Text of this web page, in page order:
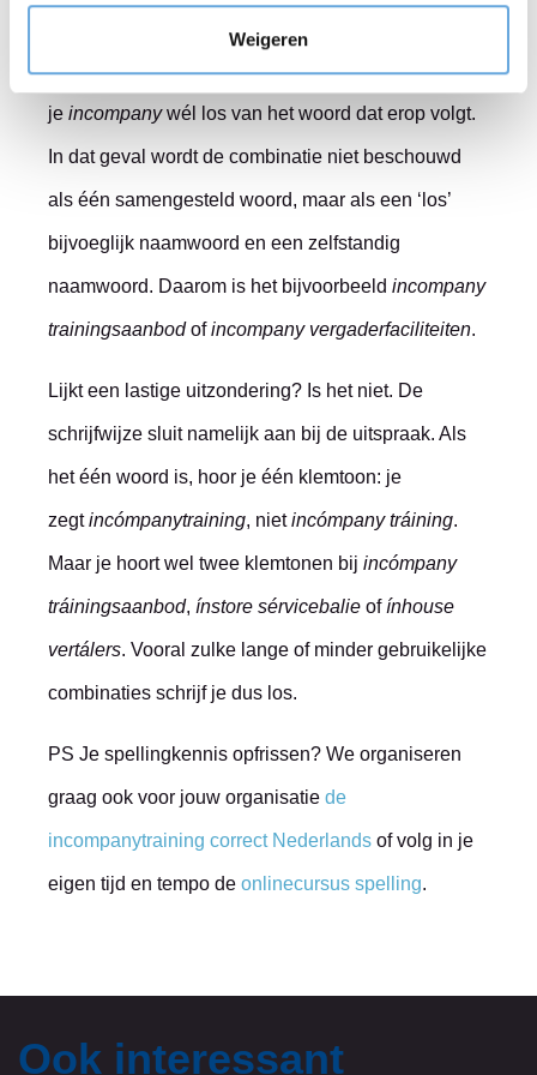
Weigeren
trainingsaanbod
En dan nu de kleine lettertjes … Soms schrijf
je incompanywél los van het woord dat erop volgt.
In dat geval wordt de combinatie niet beschouwd
als één samengesteld woord, maar als een ‘los’
bijvoeglijk naamwoord en een zelfstandig
naamwoord. Daarom is het bijvoorbeeld incompany
trainingsaanbodofincompany vergaderfaciliteiten.
Lijkt een lastige uitzondering? Is het niet. De
schrijfwijze sluit namelijk aan bij de uitspraak. Als
het één woord is, hoor je één klemtoon: je
zegtincómpanytraining, nietincómpany tráining.
Maar je hoort wel twee klemtonen bij incómpany
tráiningsaanbod, ínstore sérvicebalie of ínhouse
vertálers. Vooral zulke lange of minder gebruikelijke
combinaties schrijf je dus los.
PS Je spellingkennis opfrissen? We organiseren
graag ook voor jouw organisatie de
incompanytraining correct Nederlands of volg in je
eigen tijd en tempo de onlinecursus spelling.
Ook interessant